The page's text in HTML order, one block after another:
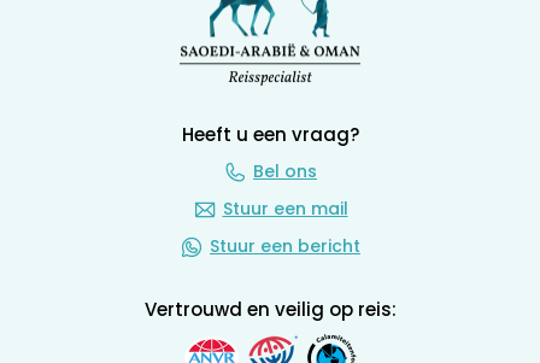
Heeft u een vraag?
Bel ons
Stuur een mail
Stuur een bericht
Vertrouwd en veilig op reis: